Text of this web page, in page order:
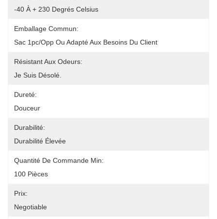
-40 À + 230 Degrés Celsius
Emballage Commun:
Sac 1pc/opp Ou Adapté Aux Besoins Du Client
Résistant Aux Odeurs:
Je Suis Désolé.
Dureté:
Douceur
Durabilité:
Durabilité Élevée
Quantité De Commande Min:
100 Pièces
Prix:
Negotiable